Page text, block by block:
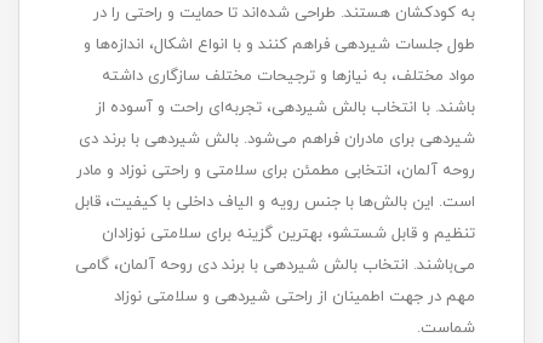
به کودکشان هستند. طراحی شده‌اند تا حمایت و راحتی را در
طول جلسات شیردهی فراهم کنند و با انواع اشکال، اندازه‌ها و
مواد مختلف، به نیازها و ترجیحات مختلف سازگاری داشته
باشند. با انتخاب بالش شیردهی، تجربه‌ای راحت و آسوده از
شیردهی برای مادران فراهم می‌شود. بالش شیردهی با برند دی
روحه آلمان، انتخابی مطمئن برای سلامتی و راحتی نوزاد و مادر
است. این بالش‌ها با جنس رویه و الیاف داخلی با کیفیت، قابل
تنظیم و قابل شستشو، بهترین گزینه برای سلامتی نوزادان
می‌باشند. انتخاب بالش شیردهی با برند دی روحه آلمان، گامی
مهم در جهت اطمینان از راحتی شیردهی و سلامتی نوزاد
شماست.